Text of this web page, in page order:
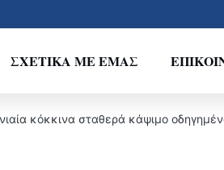
ΣΧΕΤΙΚΆ ΜΕ ΕΜΆΣ
κόκκινα σταθερά κάψιμο